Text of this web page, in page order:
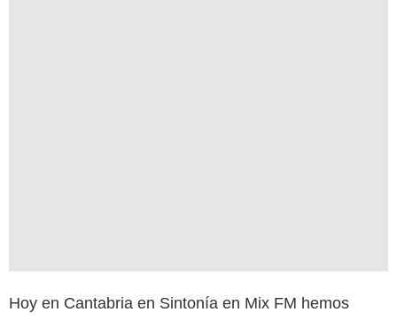
Hoy en Cantabria en Sintonía en Mix FM hemos